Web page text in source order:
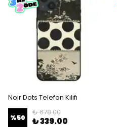
Noir Dots Telefon Kılıfı
%50
₺ 678.00
₺ 339.00